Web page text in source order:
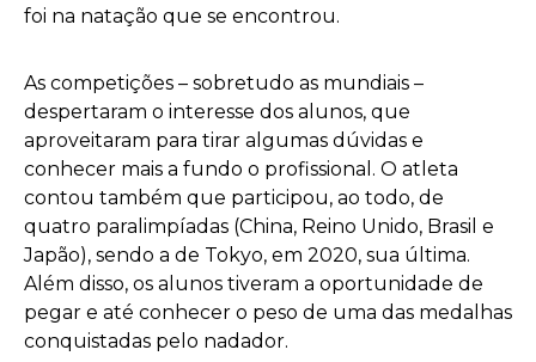
foi na natação que se encontrou.
As competições – sobretudo as mundiais –
despertaram o interesse dos alunos, que
aproveitaram para tirar algumas dúvidas e
conhecer mais a fundo o profissional. O atleta
contou também que participou, ao todo, de
quatro paralimpíadas (China, Reino Unido, Brasil e
Japão), sendo a de Tokyo, em 2020, sua última.
Além disso, os alunos tiveram a oportunidade de
pegar e até conhecer o peso de uma das medalhas
conquistadas pelo nadador.